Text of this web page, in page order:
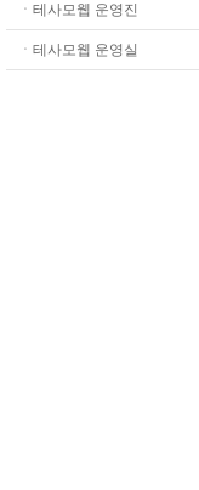
ㆍ테사모웹 운영진
ㆍ테사모웹 운영실